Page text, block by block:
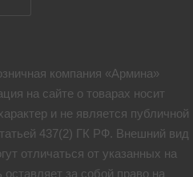
компания «Армина»
на сайте о товарах носит
и не является публичной
437(2) ГК РФ. Внешний вид
отличаться от указанных на
оставляет за собой право на